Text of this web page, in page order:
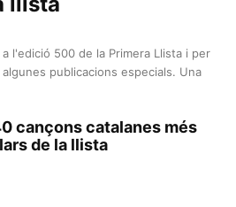
l'edició 500 de la Primera Llista i per
publicacions especials. Una
cançons catalanes més
de la llista